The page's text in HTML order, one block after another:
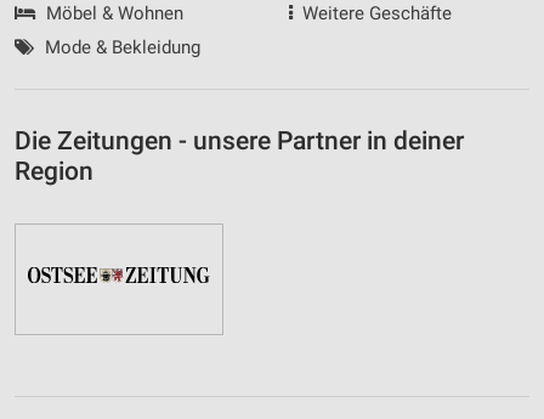
Möbel & Wohnen
Mode & Bekleidung
Weitere Geschäfte
Die Zeitungen - unsere Partner in deiner
Region